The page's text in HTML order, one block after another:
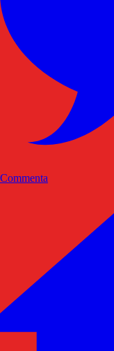
Commenta